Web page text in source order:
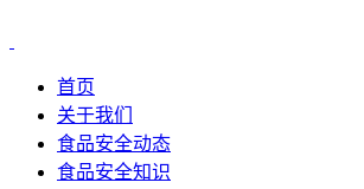
首页
关于我们
食品安全动态
食品安全知识